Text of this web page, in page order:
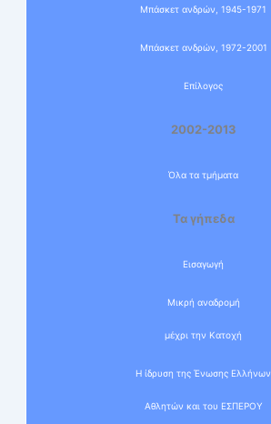
Μπάσκετ ανδρών, 1945-1971
Μπάσκετ ανδρών, 1972-2001
Επίλογος
2002-2013
Όλα τα τμήματα
Τα γήπεδα
Εισαγωγή
Μικρή αναδρομή
μέχρι την Κατοχή
Η ίδρυση της Ένωσης Ελλήνων
Αθλητών και του ΕΣΠΕΡΟΥ